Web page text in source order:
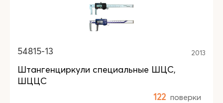
54815-13 2013
Штангенциркули специальные ШЦС,
ШЦЦС
122 поверки